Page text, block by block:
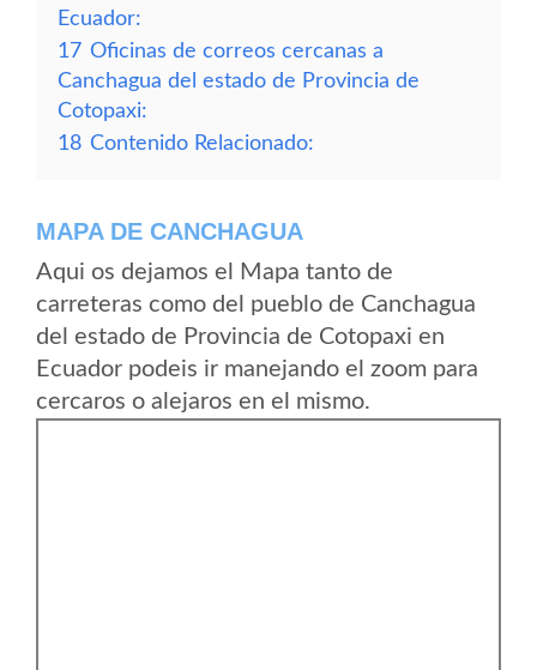
Ecuador:
17 Oficinas de correos cercanas a
Canchagua del estado de Provincia de
Cotopaxi:
18 Contenido Relacionado:
MAPA DE CANCHAGUA
Aqui os dejamos el Mapa tanto de
carreteras como del pueblo de Canchagua
del estado de Provincia de Cotopaxi en
Ecuador podeis ir manejando el zoom para
cercaros o alejaros en el mismo.